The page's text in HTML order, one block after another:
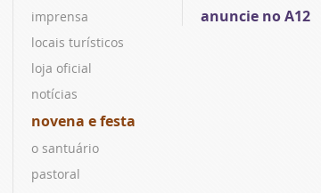
imprensa
locais turísticos
loja oficial
notícias
novena e festa
o santuário
pastoral
anuncie no A12